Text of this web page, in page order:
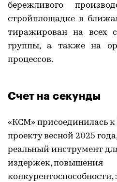
бережливого
стройплощадке в
тиражирован на всех
группы, а также на
процессов.
Счет на секунды
«КСМ» присоединилась
проекту весной 2025
реальный инструмент
издержек, повышения